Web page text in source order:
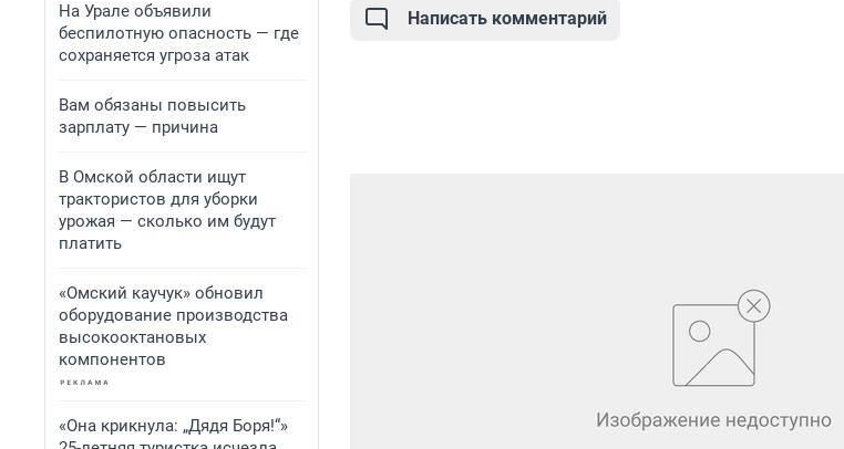
На Урале объявили
беспилотную опасность — где
сохраняется угроза атак
Вам обязаны повысить
зарплату — причина
В Омской области ищут
трактористов для уборки
урожая — сколько им будут
платить
«Омский каучук» обновил
оборудование производства
высокооктановых
компонентов
«Она крикнула: „Дядя Боря!“»
Написать комментарий